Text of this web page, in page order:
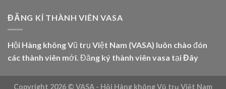
ĐĂNG KÍ THÀNH VIÊN VASA
Hội Hàng không Vũ trụ Việt Nam (VASA) luôn chào đón
các thành viên mới. Đăng ký thành viên vasa tạiĐây
Copyright 2026 © VASA - Hội Hàng không Vũ trụ Việt Nam